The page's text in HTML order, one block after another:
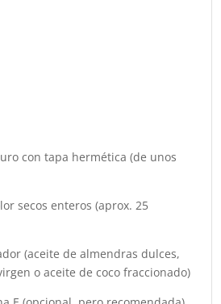
con tapa hermética (de unos
secos enteros (aprox. 25
(aceite de almendras dulces,
o aceite de coco fraccionado)